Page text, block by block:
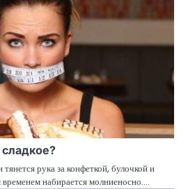
сладкое?
рука за конфеткой, булочкой и
набирается молниеносно.…